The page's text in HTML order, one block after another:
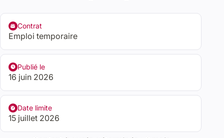
Contrat
Emploi temporaire
Publié le
16 juin 2026
Date limite
15 juillet 2026